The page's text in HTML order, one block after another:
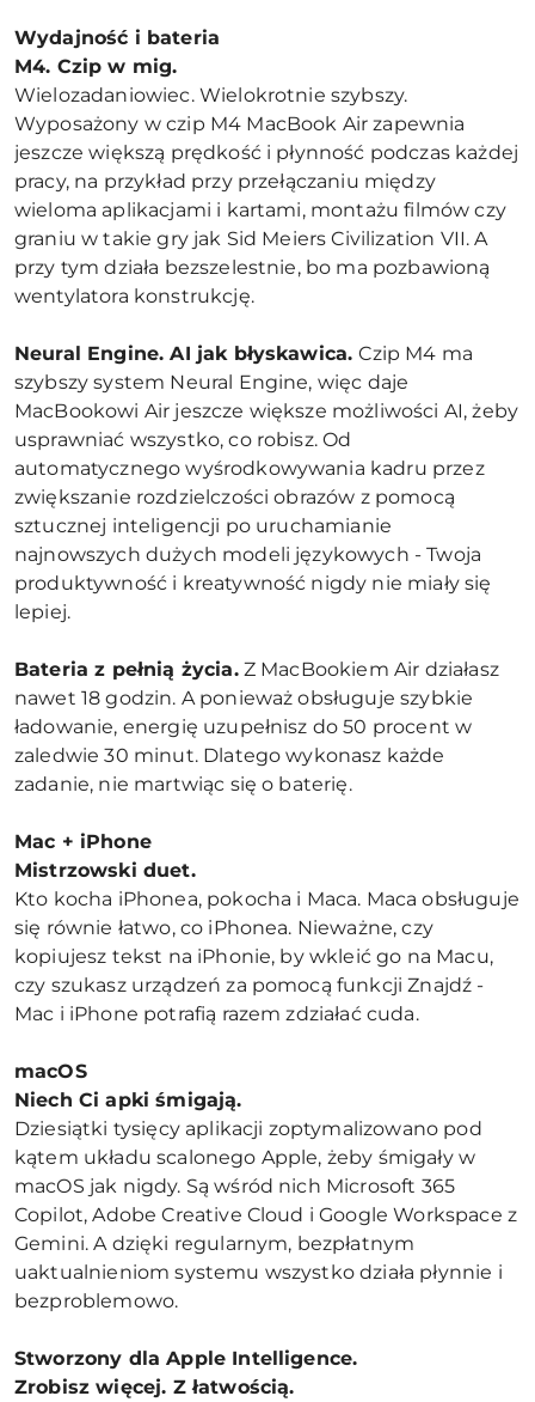
Wydajność i bateria
M4. Czip w mig.
Wielozadaniowiec. Wielokrotnie szybszy.
Wyposażony w czip M4 MacBook Air zapewnia
jeszcze większą prędkość i płynność podczas każdej
pracy, na przykład przy przełączaniu między
wieloma aplikacjami i kartami, montażu filmów czy
graniu w takie gry jak Sid Meiers Civilization VII. A
przy tym działa bezszelestnie, bo ma pozbawioną
wentylatora konstrukcję.
Neural Engine. AI jak błyskawica.Czip M4 ma
szybszy system Neural Engine, więc daje
MacBookowi Air jeszcze większe możliwości AI, żeby
usprawniać wszystko, co robisz. Od
automatycznego wyśrodkowywania kadru przez
zwiększanie rozdzielczości obrazów z pomocą
sztucznej inteligencji po uruchamianie
najnowszych dużych modeli językowych - Twoja
produktywność i kreatywność nigdy nie miały się
lepiej.
Bateria z pełnią życia.Z MacBookiem Air działasz
nawet 18 godzin. A ponieważ obsługuje szybkie
ładowanie, energię uzupełnisz do 50 procent w
zaledwie 30 minut. Dlatego wykonasz każde
zadanie, nie martwiąc się o baterię.
Mac + iPhone
Mistrzowski duet.
Kto kocha iPhonea, pokocha i Maca. Maca obsługuje
się równie łatwo, co iPhonea. Nieważne, czy
kopiujesz tekst na iPhonie, by wkleić go na Macu,
czy szukasz urządzeń za pomocą funkcji Znajdź -
Mac i iPhone potrafią razem zdziałać cuda.
macOS
Niech Ci apki śmigają.
Dziesiątki tysięcy aplikacji zoptymalizowano pod
kątem układu scalonego Apple, żeby śmigały w
macOS jak nigdy. Są wśród nich Microsoft 365
Copilot, Adobe Creative Cloud i Google Workspace z
Gemini. A dzięki regularnym, bezpłatnym
uaktualnieniom systemu wszystko działa płynnie i
bezproblemowo.
Stworzony dla Apple Intelligence.
Zrobisz więcej. Z łatwością.